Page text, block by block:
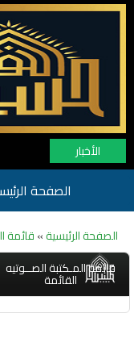
الأخبار
الصفحة
الصفحة الرئيسية»قائمة
قائمة المـكتبة الصــوتيه
القائمة